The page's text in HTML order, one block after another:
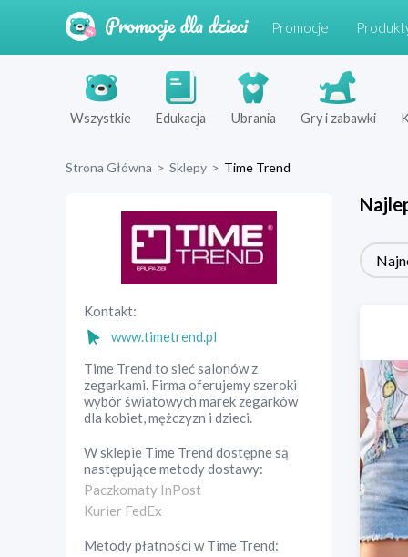
Promocje
Wszystkie Edukacja Ubrania Gry i zabawki
Strona Główna > Sklepy > Time Trend
Kontakt:
www.timetrend.pl
Time Trend to sieć salonów z
zegarkami. Firma oferujemy szeroki
wybór światowych marek zegarków
dla kobiet, mężczyzn i dzieci.
W sklepie Time Trend dostępne są
następujące metody dostawy:
Paczkomaty InPost
Kurier FedEx
Metody płatności wTime Trend: